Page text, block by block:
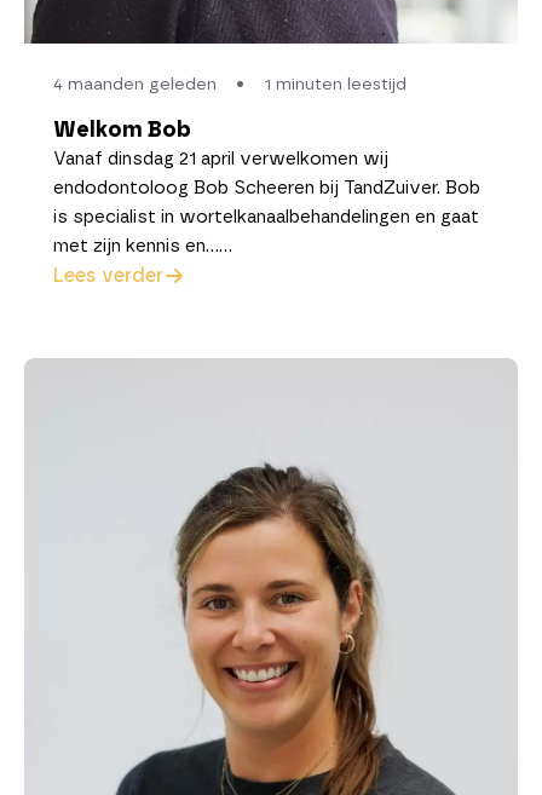
4 maanden geleden • 1 minuten leestijd
Welkom Bob
Vanaf dinsdag 21 april verwelkomen wij
endodontoloog Bob Scheeren bij TandZuiver. Bob
is specialist in wortelkanaalbehandelingen en gaat
met zijn kennis en……
Lees verder